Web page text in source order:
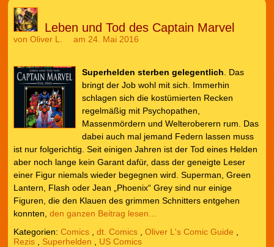
Leben und Tod des Captain Marvel
von Oliver L. am 24. Mai 2016
Superhelden sterben gelegentlich . Das
bringt der Job wohl mit sich. Immerhin
schlagen sich die kostümierten Recken
regelmäßig mit Psychopathen,
Massenmördern und Welteroberern rum. Das
dabei auch mal jemand Federn lassen muss
ist nur folgerichtig. Seit einigen Jahren ist der Tod eines Helden
aber noch lange kein Garant dafür, dass der geneigte Leser
einer Figur niemals wieder begegnen wird. Superman, Green
Lantern, Flash oder Jean „Phoenix“ Grey sind nur einige
Figuren, die den Klauen des grimmen Schnitters entgehen
konnten, den ganzen Beitrag lesen…
Kategorien: Comics, dt. Comics, Oliver L's Comic Guide
Rezis, Superhelden US Comics